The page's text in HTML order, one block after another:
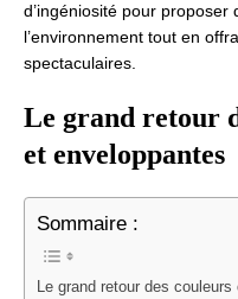
d’ingéniosité pour
l’environnement tout en
spectaculaires.
Le grand retour
et enveloppantes
Sommaire :
Le grand retour des